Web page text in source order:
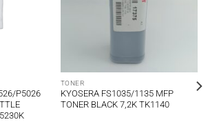
P5026
TONER
KYOSERA FS1035/1135 MFP
TONER BLACK 7,2K TK1140